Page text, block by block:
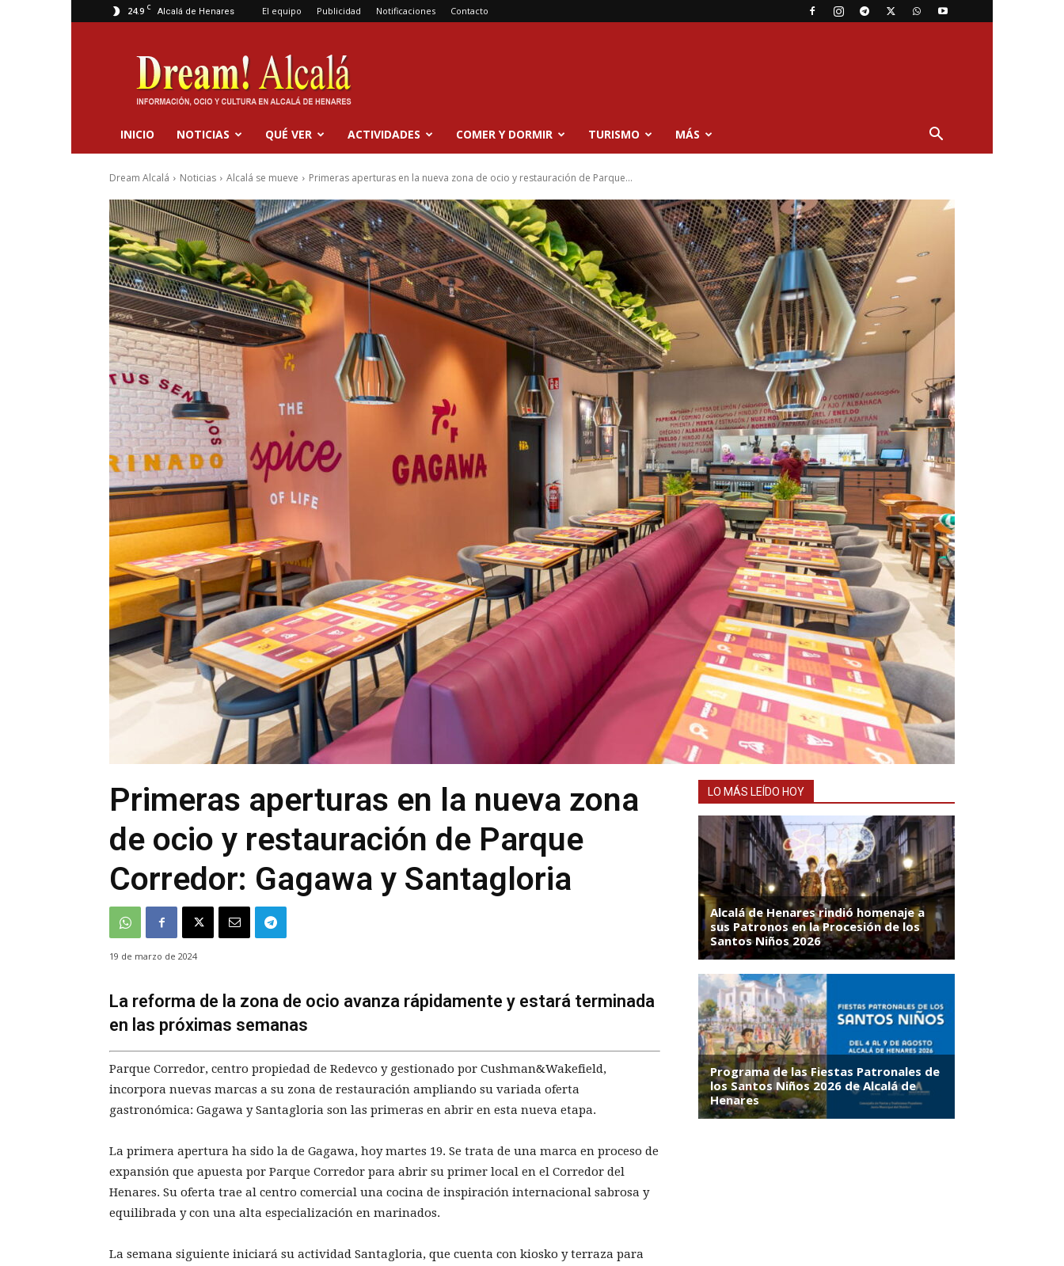
24.9 C Alcalá de Henares El equipo Publicidad Notificaciones Contacto
Dream
Alcalá
INICIO NOTICIAS QUÉ VER ACTIVIDADES COMER Y DORMIR TURISMO MÁS
Dream Alcalá Noticias Alcalá se mueve Primeras aperturas en la nueva zona de ocio y restauración de Parque...
Primeras aperturas en la nueva zona
de ocio y restauración de Parque
Corredor: Gagawa y Santagloria
19 de marzo de 2024
La reforma de la zona de ocio avanza rápidamente y estará terminada
en las próximas semanas
Parque Corredor, centro propiedad de Redevco y gestionado por Cushman&Wakefield,
incorpora nuevas marcas a su zona de restauración ampliando su variada oferta
gastronómica: Gagawa y Santagloria son las primeras en abrir en esta nueva etapa.
La primera apertura ha sido la de Gagawa, hoy martes 19. Se trata de una marca en proceso de
expansión que apuesta por Parque Corredor para abrir su primer local en el Corredor del
Henares. Su oferta trae al centro comercial una cocina de inspiración internacional sabrosa y
equilibrada y con una alta especialización en marinados.
La semana siguiente iniciará su actividad Santagloria, que cuenta con kiosko y terraza para
LO MÁS LEÍDO HOY